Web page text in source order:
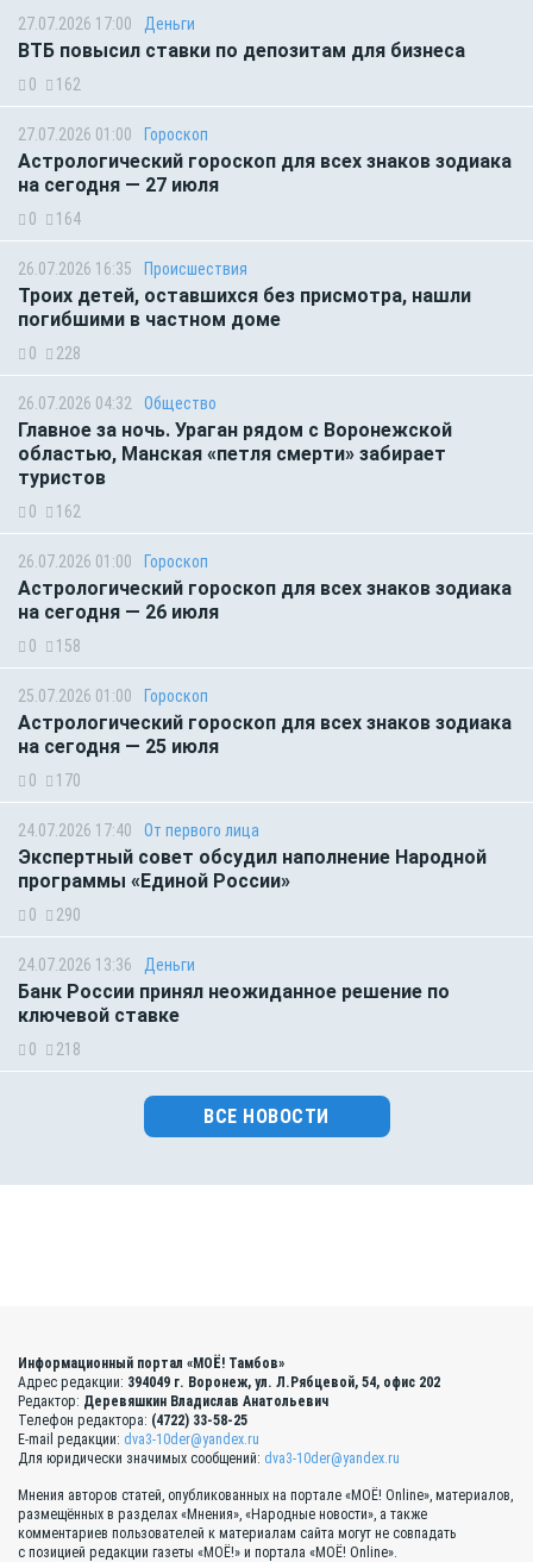
27.07.2026 17:00 Деньги
ВТБ повысил ставки по депозитам для бизнеса
0 162
27.07.2026 01:00 Гороскоп
Астрологический гороскоп для всех знаков зодиака
на сегодня — 27 июля
0 164
26.07.2026 16:35 Происшествия
Троих детей, оставшихся без присмотра, нашли
погибшими в частном доме
0 228
26.07.2026 04:32 Общество
Главное за ночь. Ураган рядом с Воронежской
областью, Манская «петля смерти» забирает
туристов
0 162
26.07.2026 01:00 Гороскоп
Астрологический гороскоп для всех знаков зодиака
на сегодня — 26 июля
0 158
25.07.2026 01:00 Гороскоп
Астрологический гороскоп для всех знаков зодиака
на сегодня — 25 июля
0 170
24.07.2026 17:40 От первого лица
Экспертный совет обсудил наполнение Народной
программы «Единой России»
0 290
24.07.2026 13:36 Деньги
Банк России принял неожиданное решение по
ключевой ставке
0 218
ВСЕ НОВОСТИ
Информационный портал «МОЁ! Тамбов»
Адрес редакции: 394049 г. Воронеж, ул. Л.Рябцевой, 54, офис 202
Редактор: Деревяшкин Владислав Анатольевич
Телефон редактора: (4722) 33-58-25
E-mail редакции: dva3-10der@yandex.ru
Для юридически значимых сообщений: dva3-10der@yandex.ru
Мнения авторов статей, опубликованных на портале «МОЁ! Online», материалов,
размещённых в разделах «Мнения», «Народные новости», а также
комментариев пользователей к материалам сайта могут не совпадать
с позицией редакции газеты «МОЁ!» и портала «МОЁ! Online».